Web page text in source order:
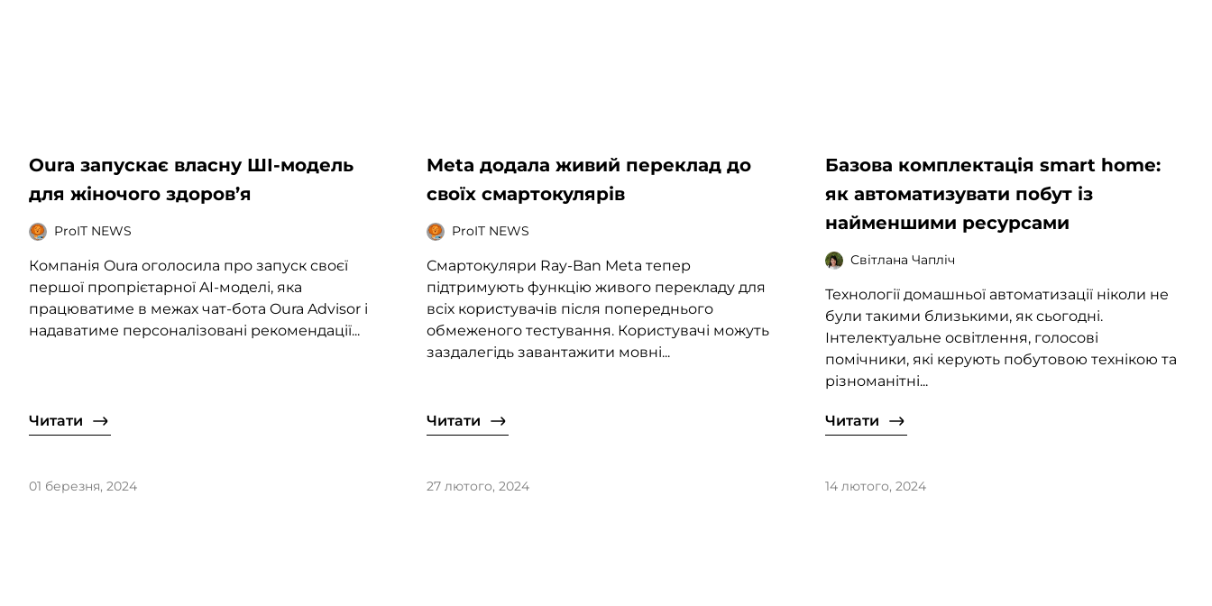
Oura запускає власну ШІ-модель
для жіночого здоров’я
ProIT NEWS
Компанія Oura оголосила про запуск своєї
першої пропрієтарної AI-моделі, яка
працюватиме в межах чат-бота Oura Advisor і
надаватиме персоналізовані рекомендації...
Читати
Meta додала живий переклад до
своїх смартокулярів
ProIT NEWS
Смартокуляри Ray-Ban Meta тепер
підтримують функцію живого перекладу для
всіх користувачів після попереднього
обмеженого тестування. Користувачі можуть
заздалегідь завантажити мовні...
Читати
Базова комплектація smart home:
як автоматизувати побут із
найменшими ресурсами
Світлана Чапліч
Технології домашньої автоматизації ніколи не
були такими близькими, як сьогодні.
Інтелектуальне освітлення, голосові
помічники, які керують побутовою технікою та
різноманітні...
Читати
01 березня, 2024 27 лютого, 2024 14 лютого, 2024